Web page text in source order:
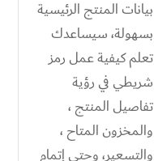
بيانات المنتج الرئيسية
بسهولة، سيساعدك
تعلم كيفية عمل رمز
شريطي في رؤية
تفاصيل المنتج ،
والمخزون المتاح ،
والتسعير، وحتى إتمام